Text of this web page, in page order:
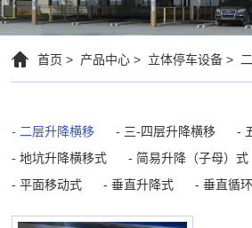
移
首页 产品中心 立体停车设备
二层升降横移 三-四层升降横移
地坑升降横移式
简易升降（子母）式
平面移动式
垂直升降式 垂直循